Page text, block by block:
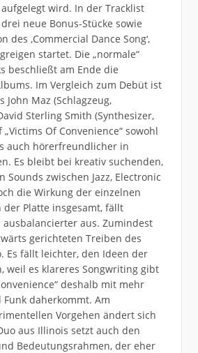
wird. In der Tracklist
neue Bonus-Stücke sowie
des ,Commercial Dance Song‘,
startet. Die „normale“
beschließt am Ende die
Im Vergleich zum Debüt ist
John Maz (Schlagzeug,
Sterling Smith (Synthesizer,
Of Convenience“ sowohl
auch hörerfreundlicher in
Es bleibt bei kreativ suchenden,
Sounds zwischen Jazz, Electronic
die Wirkung der einzelnen
der Platte insgesamt, fällt
aus. Zumindest
gerichteten Treiben des
Es fällt leichter, den Ideen der
weil es klareres Songwriting gibt
deshalb mit mehr
Funk daherkommt. Am
Vorgehen ändert sich
aus Illinois setzt auch den
Bedeutungsrahmen, der eher